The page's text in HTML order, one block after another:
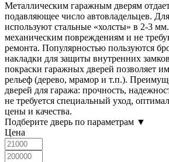
Металлическим гаражным дверям
подавляющее число автовладельцев.
используют стальные «холсты» в 2-3
механическим повреждениям и не
ремонта. Популярностью пользуются
накладки для защиты внутренних
покраски гаражных дверей позволяет
рельеф (дерево, мрамор и т.п.).
дверей для гаража: прочность,
не требуется специальный уход,
цены и качества.
Подберите дверь по параметрам ▼
Цена